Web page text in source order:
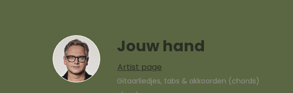
Jouw hand
Artist page
Gitaarliedjes, tabs & akkoorden (chords)